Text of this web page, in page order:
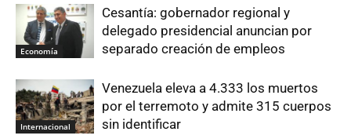
Economía
Cesantía: gobernador regional y
delegado presidencial anuncian por
separado creación de empleos
Internacional
Venezuela eleva a 4.333 los muertos
por el terremoto y admite 315 cuerpos
sin identificar